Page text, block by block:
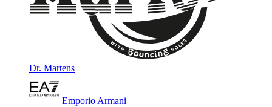
Dr. Martens
Emporio Armani